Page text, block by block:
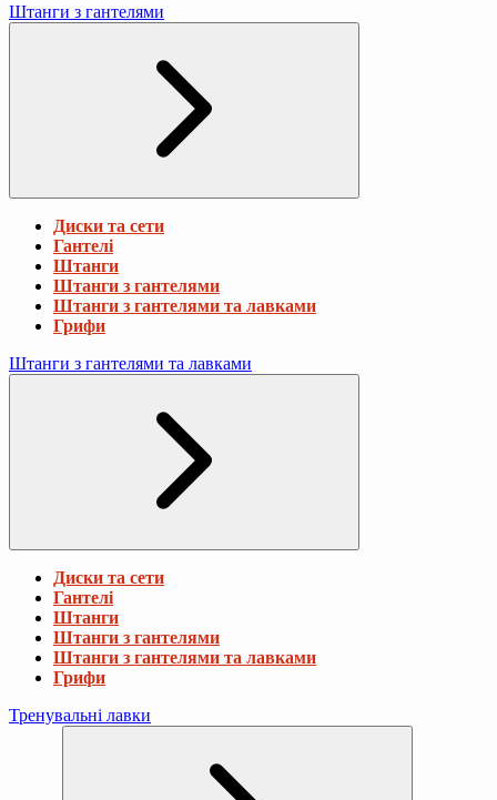
Штанги з гантелями
Диски та сети
Гантелі
Штанги
Штанги з гантелями
Штанги з гантелями та лавками
Грифи
Штанги з гантелями та лавками
Диски та сети
Гантелі
Штанги
Штанги з гантелями
Штанги з гантелями та лавками
Грифи
Тренувальні лавки